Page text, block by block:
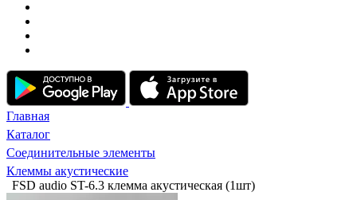
Главная
Каталог
Соединительные элементы
Клеммы акустические
FSD audio ST-6.3 клемма акустическая (1шт)